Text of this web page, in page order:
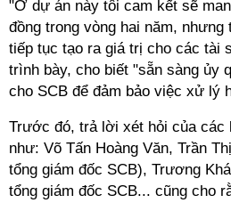
"Ở dự án này tôi cam kết sẽ
đồng trong vòng hai năm,
tiếp tục tạo ra giá trị cho các tài
trình bày, cho biết "sẵn sàng ủy
cho SCB để đảm bảo việc xử lý
Trước đó, trả lời xét hỏi của các
như: Võ Tấn Hoàng Văn, Trần
tổng giám đốc SCB), Trương
tổng giám đốc SCB... cũng cho